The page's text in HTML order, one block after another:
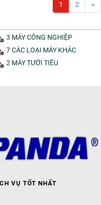
1 2 >
3 MÁY CÔNG NGHIỆP
7 CÁC LOẠI MÁY KHÁC
2 MÁY TƯỚI TIÊU
VỤ TỐT NHẤT